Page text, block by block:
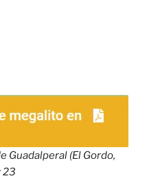
Guadalperal (El Gordo,
23